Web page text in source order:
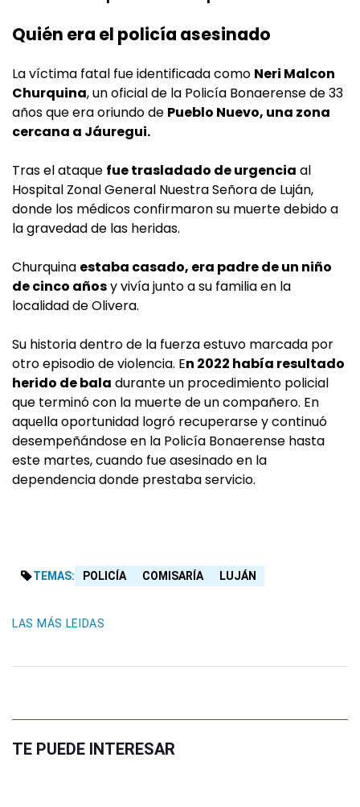
Quién era el policía asesinado
La víctima fatal fue identificada como Neri Malcon
Churquina, un oficial de la Policía Bonaerense de 33
años que era oriundo de Pueblo Nuevo, una zona
cercana a Jáuregui.
Tras el ataque fue trasladado de urgencia al
Hospital Zonal General Nuestra Señora de Luján,
donde los médicos confirmaron su muerte debido a
la gravedad de las heridas.
Churquina estaba casado, era padre de un niño
de cinco añosy vivía junto a su familia en la
localidad de Olivera.
Su historia dentro de la fuerza estuvo marcada por
otro episodio de violencia. En 2022 había resultado
herido de bala durante un procedimiento policial
que terminó con la muerte de un compañero. En
aquella oportunidad logró recuperarse y continuó
desempeñándose en la Policía Bonaerense hasta
este martes, cuando fue asesinado en la
dependencia donde prestaba servicio.
TEMAS: POLICÍA COMISARÍA LUJÁN
LAS MÁS LEIDAS
TE PUEDE INTERESAR